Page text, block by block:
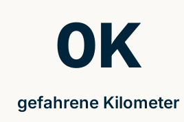
gefahrene Kilometer
0K